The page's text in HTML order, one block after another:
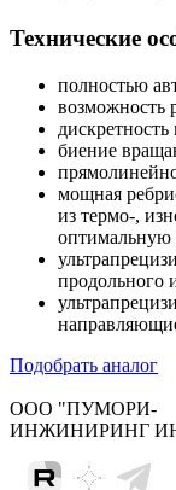
Технические
полностью
возможность
биение
мощная
из термо-,
оптимальную
продольного
Подобрать аналог
ООО "ПУМОРИ-
ИНЖИНИРИНГ